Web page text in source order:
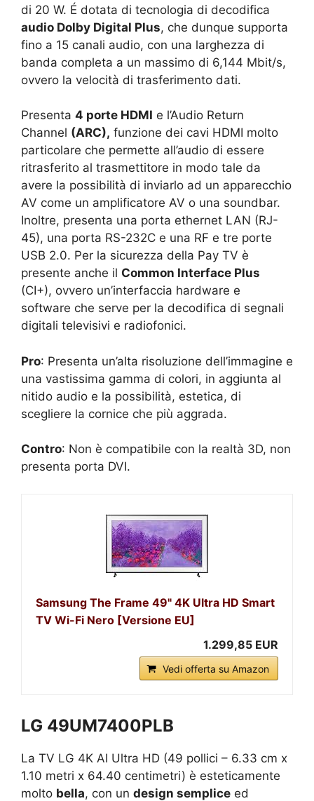
di 20 W. É dotata di tecnologia di decodifica
audio Dolby Digital Plus, che dunque supporta
fino a 15 canali audio, con una larghezza di
banda completa a un massimo di 6,144 Mbit/s,
ovvero la velocità di trasferimento dati.
Presenta 4 porte HDMI e l’Audio Return
Channel (ARC), funzione dei cavi HDMI molto
particolare che permette all’audio di essere
ritrasferito al trasmettitore in modo tale da
avere la possibilità di inviarlo ad un apparecchio
AV come un amplificatore AV o una soundbar.
Inoltre, presenta una porta ethernet LAN (RJ-
45), una porta RS-232C e una RF e tre porte
USB 2.0. Per la sicurezza della Pay TV è
presente anche il Common Interface Plus
(CI+), ovvero un’interfaccia hardware e
software che serve per la decodifica di segnali
digitali televisivi e radiofonici.
Pro: Presenta un’alta risoluzione dell’immagine e
una vastissima gamma di colori, in aggiunta al
nitido audio e la possibilità, estetica, di
scegliere la cornice che più aggrada.
Contro: Non è compatibile con la realtà 3D, non
presenta porta DVI.
Samsung The Frame 49" 4K Ultra HD Smart
TV Wi-Fi Nero [Versione EU]
1.299,85 EUR
Vedi offerta su Amazon
LG 49UM7400PLB
La TV LG 4K AI Ultra HD (49 pollici – 6.33 cm x
1.10 metri x 64.40 centimetri) è esteticamente
molto bella, con un design semplice ed